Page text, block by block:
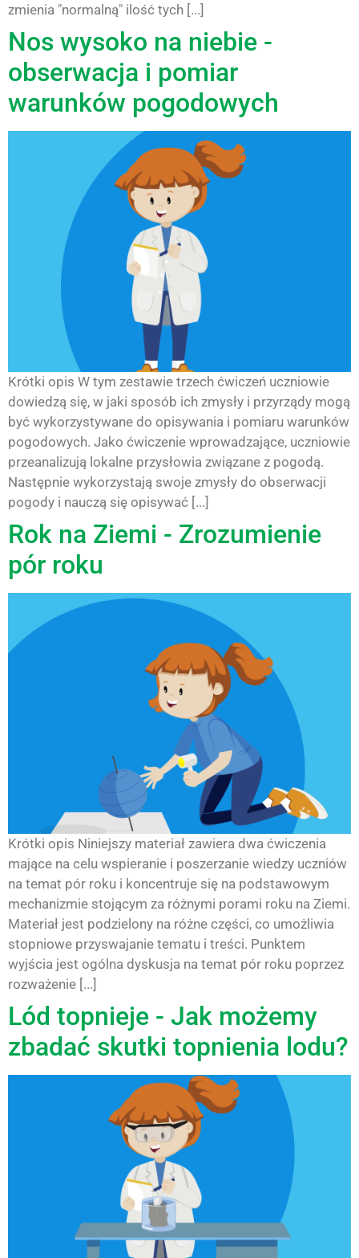
zmienia "normalną" ilość tych [...]
Nos wysoko na niebie -
obserwacja i pomiar
warunków pogodowych
Krótki opis W tym zestawie trzech ćwiczeń uczniowie
dowiedzą się, w jaki sposób ich zmysły i przyrządy mogą
być wykorzystywane do opisywania i pomiaru warunków
pogodowych. Jako ćwiczenie wprowadzające, uczniowie
przeanalizują lokalne przysłowia związane z pogodą.
Następnie wykorzystają swoje zmysły do obserwacji
pogody i nauczą się opisywać [...]
Rok na Ziemi - Zrozumienie
pór roku
Krótki opis Niniejszy materiał zawiera dwa ćwiczenia
mające na celu wspieranie i poszerzanie wiedzy uczniów
na temat pór roku i koncentruje się na podstawowym
mechanizmie stojącym za różnymi porami roku na Ziemi.
Materiał jest podzielony na różne części, co umożliwia
stopniowe przyswajanie tematu i treści. Punktem
wyjścia jest ogólna dyskusja na temat pór roku poprzez
rozważenie [...]
Lód topnieje - Jak możemy
zbadać skutki topnienia lodu?